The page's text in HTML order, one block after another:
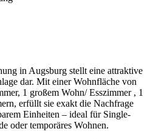
in Augsburg stellt eine attraktive
dar. Mit einer Wohnfläche von
1 großem Wohn/ Esszimmer , 1
erfüllt sie exakt die Nachfrage
Einheiten – ideal für Single-
oder temporäres Wohnen.